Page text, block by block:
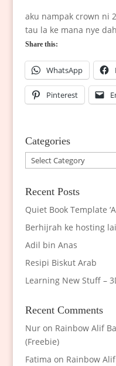
aku nampak crown ni
tau la ke mana nye
Share this:
WhatsApp
Pinterest
Categories
Categories
Recent Posts
Quiet Book Template
Berhijrah ke hosting
Adil bin Anas
Resipi Biskut Arab
Learning New Stuff –
Recent Comments
Nuron Rainbow Alif
(Freebie)
Fatima on Rainbow